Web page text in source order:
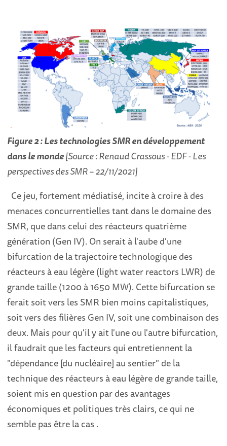
Figure 2 : Les technologies SMR en développement
dans le monde[Source : Renaud Crassous - EDF - Les
perspectives des SMR – 22/11/2021]
Ce jeu, fortement médiatisé, incite à croire à des
menaces concurrentielles tant dans le domaine des
SMR, que dans celui des réacteurs quatrième
génération (Gen IV). On serait à l'aube d'une
bifurcation de la trajectoire technologique des
réacteurs à eau légère (light water reactors LWR) de
grande taille (1200 à 1650 MW). Cette bifurcation se
ferait soit vers les SMR bien moins capitalistiques,
soit vers des filières Gen IV, soit une combinaison des
deux. Mais pour qu'il y ait l'une ou l'autre bifurcation,
il faudrait que les facteurs qui entretiennent la
"dépendance [du nucléaire] au sentier" de la
technique des réacteurs à eau légère de grande taille,
soient mis en question par des avantages
économiques et politiques très clairs, ce qui ne
semble pas être la cas .